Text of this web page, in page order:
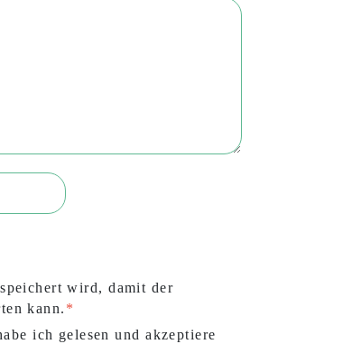
wird, damit der
kann.
ich gelesen und akzeptiere